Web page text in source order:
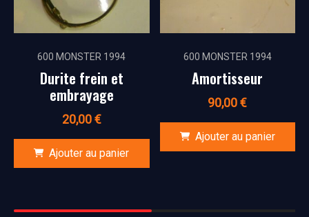
600 MONSTER 1994
Durite frein et
embrayage
20,00€
Ajouter au panier
600 MONSTER 1994
Amortisseur
90,00€
Ajouter au panier